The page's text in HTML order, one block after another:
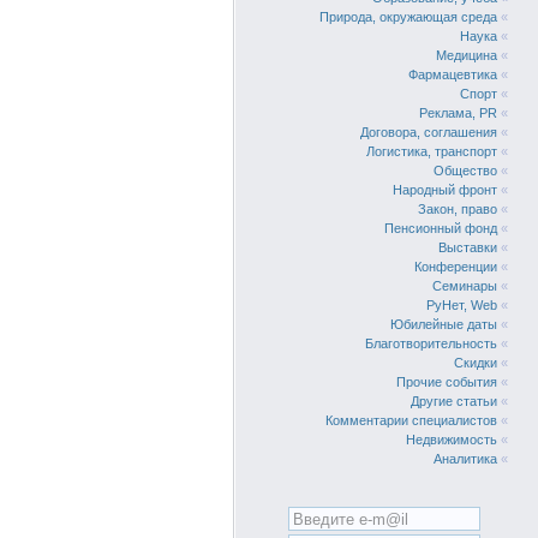
Природа, окружающая среда «
Наука «
Медицина «
Фармацевтика «
Спорт «
Реклама, PR «
Договора, соглашения «
Логистика, транспорт «
Общество «
Народный фронт «
Закон, право «
Пенсионный фонд «
Выставки «
Конференции «
Семинары «
РуНет, Web «
Юбилейные даты «
Благотворительность «
Скидки «
Прочие события «
Другие статьи «
Комментарии специалистов «
Недвижимость «
Аналитика «